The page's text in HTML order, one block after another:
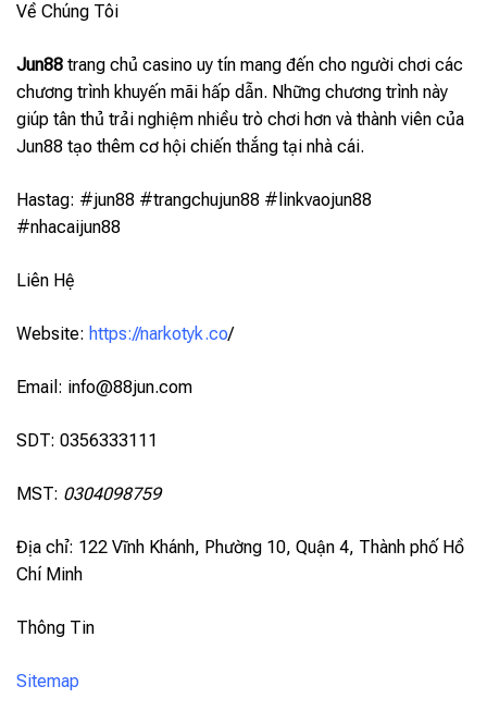
Về Chúng Tôi
Jun88 trang chủ casino uy tín mang đến cho người chơi các
chương trình khuyến mãi hấp dẫn. Những chương trình này
giúp tân thủ trải nghiệm nhiều trò chơi hơn và thành viên của
Jun88 tạo thêm cơ hội chiến thắng tại nhà cái.
Hastag: #jun88 #trangchujun88 #linkvaojun88
#nhacaijun88
Liên Hệ
Website: https://narkotyk.co/
Email: info@88jun.com
SDT: 0356333111
MST: 0304098759
Địa chỉ: 122 Vĩnh Khánh, Phường 10, Quận 4, Thành phố Hồ
Chí Minh
Thông Tin
Sitemap